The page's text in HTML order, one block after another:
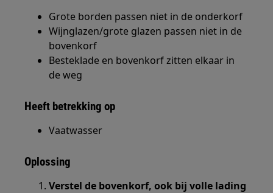
Grote borden passen niet in de onderkorf
Wijnglazen/grote glazen passen niet in de
bovenkorf
Besteklade en bovenkorf zitten elkaar in
de weg
Heeft betrekking op
Vaatwasser
Oplossing
Verstel de bovenkorf, ook bij volle lading